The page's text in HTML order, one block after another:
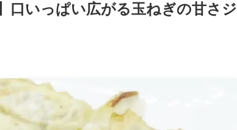
口いっぱい広がる玉ねぎの甘さジ